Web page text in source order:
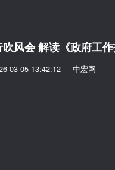
风会 解读《政府工作
03-05 13:42:12 中宏网